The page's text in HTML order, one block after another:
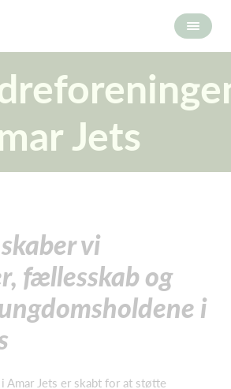
Jets
vi
fællesskab og
i
Amar Jets er skabt for at støtte